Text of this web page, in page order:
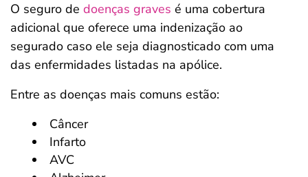
O seguro de doenças graves é uma cobertura
adicional que oferece uma indenização ao
segurado caso ele seja diagnosticado com uma
das enfermidades listadas na apólice.
Entre as doenças mais comuns estão:
Câncer
Infarto
AVC